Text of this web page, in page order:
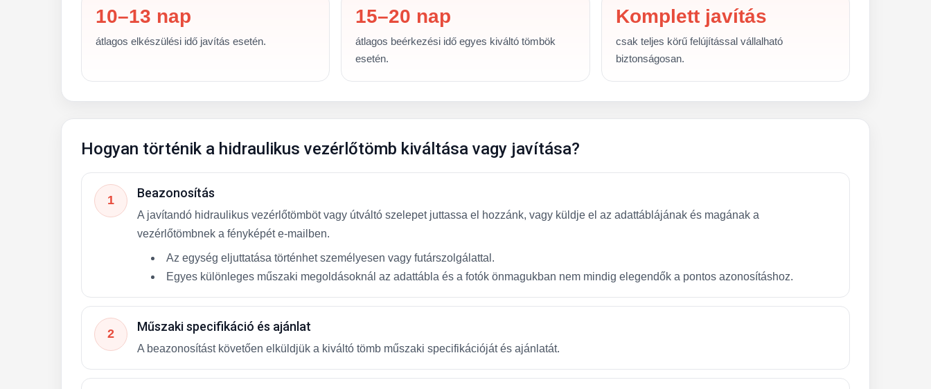
10–13 nap
átlagos elkészülési idő javítás esetén.
15–20 nap
átlagos beérkezési idő egyes kiváltó tömbök
esetén.
Komplett javítás
csak teljes körű felújítással vállalható
biztonságosan.
Hogyan történik a hidraulikus vezérlőtömb kiváltása vagy javítása?
1
Beazonosítás
A javítandó hidraulikus vezérlőtömböt vagy útváltó szelepet juttassa el hozzánk, vagy küldje el az adattáblájának és magának a
vezérlőtömbnek a fényképét e-mailben.
Az egység eljuttatása történhet személyesen vagy futárszolgálattal.
Egyes különleges műszaki megoldásoknál az adattábla és a fotók önmagukban nem mindig elegendők a pontos azonosításhoz.
2
Műszaki specifikáció és ajánlat
A beazonosítást követően elküldjük a kiváltó tömb műszaki specifikációját és ajánlatát.